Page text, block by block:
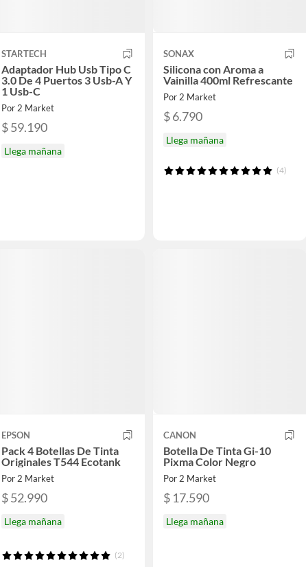
STARTECH
Adaptador Hub Usb Tipo C
3.0 De 4 Puertos 3 Usb-A Y
1 Usb-C
Por 2 Market
$ 59.190
Llega mañana
SONAX
Silicona con Aroma a
Vainilla 400ml Refrescante
Por 2 Market
$ 6.790
Llega mañana
(4)
EPSON
Pack 4 Botellas De Tinta
Originales T544 Ecotank
Por 2 Market
$ 52.990
Llega mañana
(2)
CANON
Botella De Tinta Gi-10
Pixma Color Negro
Por 2 Market
$ 17.590
Llega mañana